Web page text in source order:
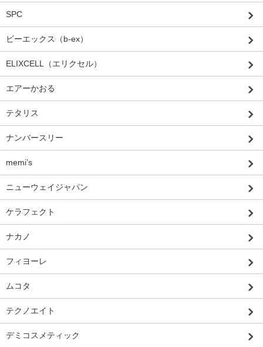
SPC
ビーエックス（b-ex）
ELIXCELL（エリクセル）
エアーかおる
テタリス
ナンバースリー
memi’s
ニューウェイジャパン
ケラフェクト
ナカノ
フィヨーレ
ムコタ
テクノエイト
デミコスメティック